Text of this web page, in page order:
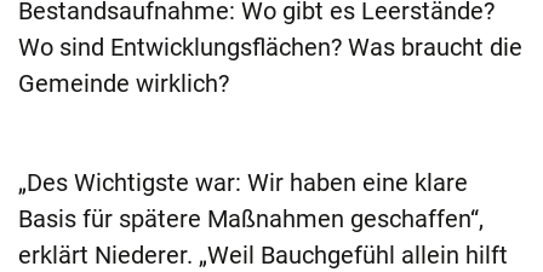
Bestandsaufnahme: Wo gibt es Leerstände?
Wo sind Entwicklungsflächen? Was braucht die
Gemeinde wirklich?
„Des Wichtigste war: Wir haben eine klare
Basis für spätere Maßnahmen geschaffen“,
erklärt Niederer. „Weil Bauchgefühl allein hilft